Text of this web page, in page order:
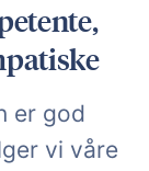
er god
vi våre